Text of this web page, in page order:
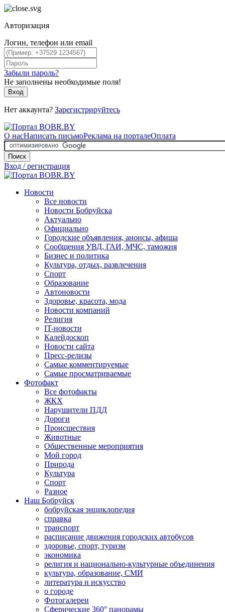
Авторизация
Логин, телефон или email
Забыли пароль?
Не заполнены необходимые поля!
Вход
Нет аккаунта? Зарегистрируйтесь
О насНаписать письмоРеклама на порталеОплата
Поиск
Вход / регистрация
Новости
Все новости
Новости Бобруйска
Актуально
Официально
Городские объявления, анонсы, афиша
Сообщения УВД, ГАИ, МЧС, таможня
Бизнес и политика
Культура, отдых, развлечения
Спорт
Образование
Автоновости
Здоровье, красота, мода
Новости компаний
Религия
IT-новости
Калейдоскоп
Новости сайта
Пресс-релизы
Самые комментируемые
Самые просматриваемые
Фотофакт
Все фотофакты
ЖКХ
Нарушители ПДД
Дороги
Происшествия
Животные
Общественные мероприятия
Мой город
Природа
Культура
Спорт
Разное
Наш Бобруйск
бобруйская энциклопедия
справка
транспорт
расписание движения городских автобусов
здоровье, спорт, туризм
экономика
религия и национально-культурные объединения
культура, образование, СМИ
литература и искусство
о городе
Фотогалереи
Сферические 360° панорамы